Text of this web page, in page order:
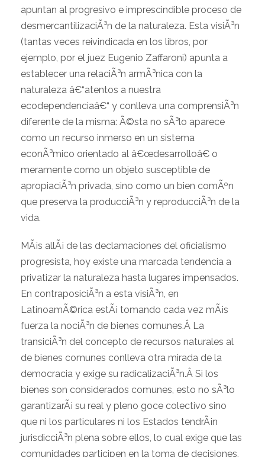
apuntan al progresivo e imprescindible proceso de
desmercantilizaciÃ³n de la naturaleza. Esta visiÃ³n
(tantas veces reivindicada en los libros, por
ejemplo, por el juez Eugenio Zaffaroni) apunta a
establecer una relaciÃ³n armÃ³nica con la
naturaleza â€“atentos a nuestra
ecodependenciaâ€“ y conlleva una comprensiÃ³n
diferente de la misma: Ã©sta no sÃ³lo aparece
como un recurso inmerso en un sistema
econÃ³mico orientado al â€œdesarrolloâ€ o
meramente como un objeto susceptible de
apropiaciÃ³n privada, sino como un bien comÃºn
que preserva la producciÃ³n y reproducciÃ³n de la
vida.
MÃ¡s allÃ¡ de las declamaciones del oficialismo
progresista, hoy existe una marcada tendencia a
privatizar la naturaleza hasta lugares impensados.
En contraposiciÃ³n a esta visiÃ³n, en
LatinoamÃ©rica estÃ¡ tomando cada vez mÃ¡s
fuerza la nociÃ³n de bienes comunes.Â La
transiciÃ³n del concepto de recursos naturales al
de bienes comunes conlleva otra mirada de la
democracia y exige su radicalizaciÃ³n.Â Si los
bienes son considerados comunes, esto no sÃ³lo
garantizarÃ¡ su real y pleno goce colectivo sino
que ni los particulares ni los Estados tendrÃ¡n
jurisdicciÃ³n plena sobre ellos, lo cual exige que las
comunidades participen en la toma de decisiones,